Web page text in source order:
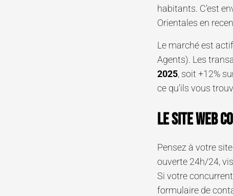
habitants. C’est
Orientales en
Le marché est
Agents). Les
2025, soit +12%
ce qu’ils vous
Le site web
Pensez à votre
ouverte 24h/24,
Si votre
formulaire de